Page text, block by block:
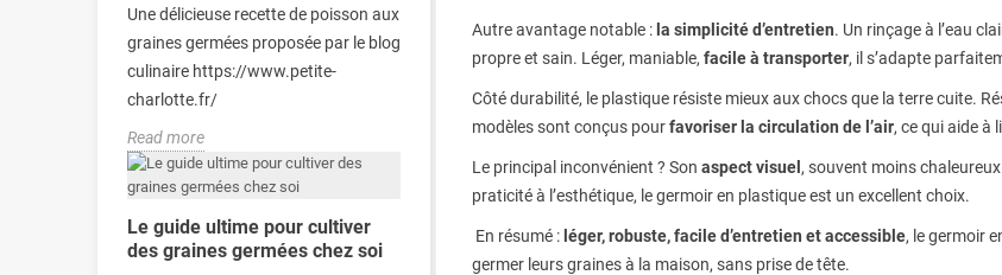
Une délicieuse recette de poisson aux
graines germées proposée par le blog
culinaire https://www.petite-
charlotte.fr/
Read more
Le guide ultime pour cultiver
des graines germées chez soi
Autre avantage notable : la simplicité d’entretien. Un rinçage à l’eau
propre et sain. Léger, maniable, facile à transporter, il s’adapte
Côté durabilité, le plastique résiste mieux aux chocs que la terre cuite.
modèles sont conçus pourfavoriser la circulation de l’air, ce qui aide à
Le principal inconvénient ? Son aspect visuel , souvent moins
praticité à l’esthétique, le germoir en plastique est un excellent choix.
En résumé : léger, robuste, facile d’entretien et accessible, le germoir
germer leurs graines à la maison, sans prise de tête.